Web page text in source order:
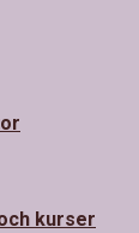
kurser